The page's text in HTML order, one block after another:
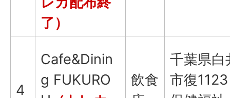
了）
4
Cafe&Dinin
g FUKURO
飲食
千葉県白
市復1123